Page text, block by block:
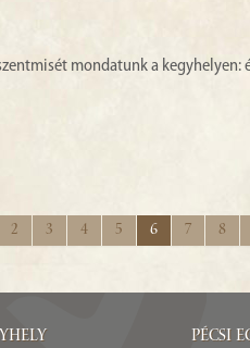
mondatunk a
2 3 4 5 6 7 8
Pécsi